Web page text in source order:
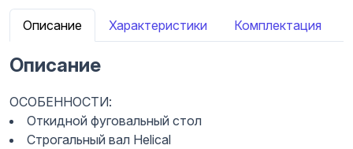
Описание Характеристики Комплектация
Описание
ОСОБЕННОСТИ:
Откидной фуговальный стол
Строгальный вал Helical